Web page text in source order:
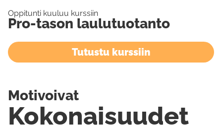
Oppitunti kuuluu kurssiin
Pro-tason laulutuotanto
Tutustu kurssiin
Kokonaisuudet
Motivoivat